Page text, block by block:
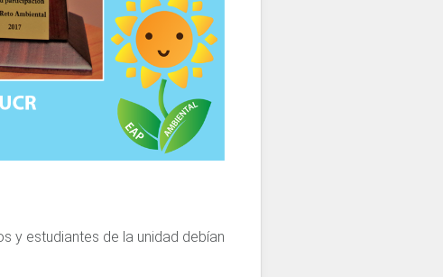
y estudiantes de la unidad debían